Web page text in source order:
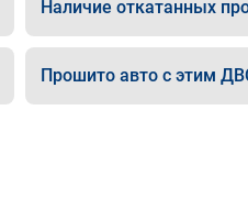
Наличие откатанных
Прошито авто с этим